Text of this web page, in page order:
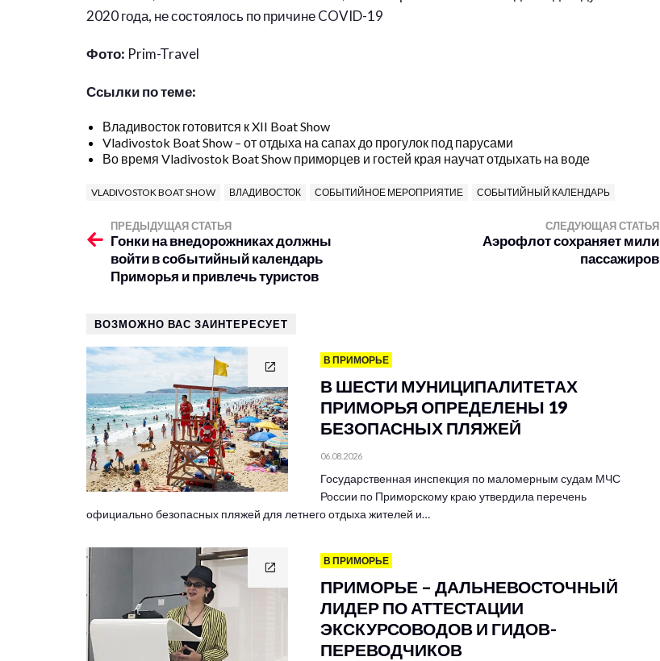
2020 года, не состоялось по причине COVID-19
Фото: Prim-Travel
Ссылки по теме:
Владивосток готовится к XII Boat Show
Vladivostok Boat Show – от отдыха на сапах до прогулок под парусами
Во время Vladivostok Boat Show приморцев и гостей края научат отдыхать на воде
VLADIVOSTOK BOAT SHOW ВЛАДИВОСТОК СОБЫТИЙНОЕ МЕРОПРИЯТИЕ СОБЫТИЙНЫЙ КАЛЕНДАРЬ
ПРЕДЫДУЩАЯ СТАТЬЯ
Гонки на внедорожниках должны
войти в событийный календарь
Приморья и привлечь туристов
СЛЕДУЮЩАЯ СТАТЬЯ
Аэрофлот сохраняет мили
пассажиров
ВОЗМОЖНО ВАС ЗАИНТЕРЕСУЕТ
В ПРИМОРЬЕ
В ШЕСТИ МУНИЦИПАЛИТЕТАХ
ПРИМОРЬЯ ОПРЕДЕЛЕНЫ 19
БЕЗОПАСНЫХ ПЛЯЖЕЙ
06.08.2026
Государственная инспекция по маломерным судам МЧС
России по Приморскому краю утвердила перечень
официально безопасных пляжей для летнего отдыха жителей и…
В ПРИМОРЬЕ
ПРИМОРЬЕ – ДАЛЬНЕВОСТОЧНЫЙ
ЛИДЕР ПО АТТЕСТАЦИИ
ЭКСКУРСОВОДОВ И ГИДОВ-
ПЕРЕВОДЧИКОВ